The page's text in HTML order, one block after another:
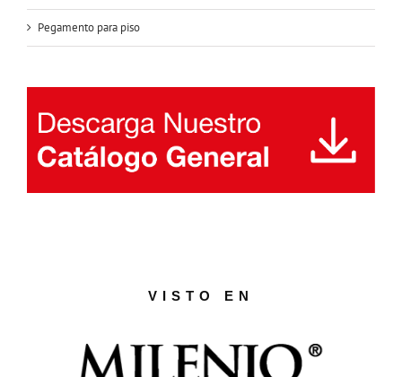
Pegamento para piso
VISTO EN